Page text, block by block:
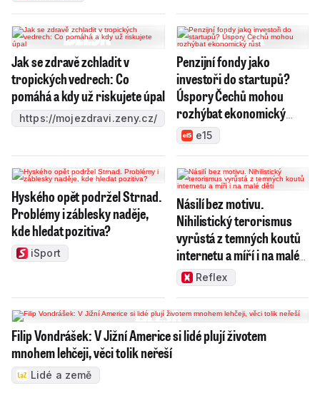
Jak se zdravě zchladit v
tropických vedrech: Co
pomáhá a kdy už riskujete úpal
https://mojezdravi.zeny.cz/
Penzijní fondy jako
investoři do startupů?
Úspory Čechů mohou
rozhýbat ekonomický
růste15
Hyského opět podržel Strnad.
Problémy i záblesky naděje,
kde hledat pozitiva?
iSport
Násilí bez motivu.
Nihilistický terorismus
vyrůstá z temných koutů
internetu a míří i na malé
dětiReflex
Filip Vondrášek: V Jižní Americe si lidé plují životem
mnohem lehčeji, věci tolik neřeší
Lidé a země